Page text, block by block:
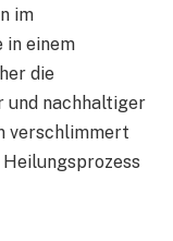
im
in einem
die
und nachhaltiger
verschlimmert